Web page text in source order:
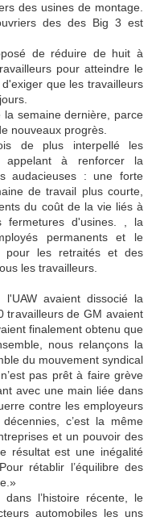
des usines de montage.
des des Big 3 est
de réduire de huit à
pour atteindre le
que les travailleurs
la semaine dernière, parce
nouveaux progrès.
de plus interpellé les
appelant à renforcer la
audacieuses : une forte
de travail plus courte,
du coût de la vie liés à
fermetures d'usines. , la
permanents et le
pour les retraités et des
les travailleurs.
l'UAW avaient dissocié la
travailleurs de GM avaient
finalement obtenu que
nous relançons la
du mouvement syndical
pas prêt à faire grève
avec une main liée dans
contre les employeurs
c’est la même
et un pouvoir des
résultat est une inégalité
rétablir l’équilibre des
l’histoire récente, le
automobiles les uns